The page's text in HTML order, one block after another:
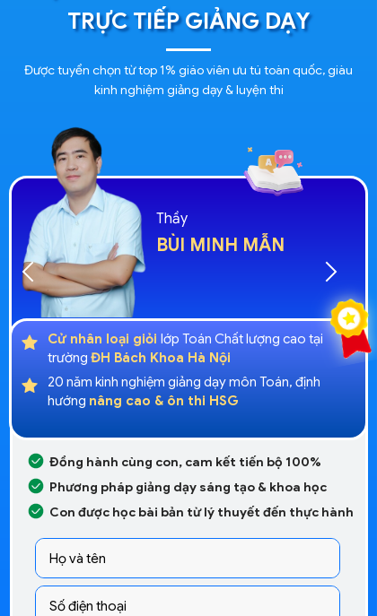
TRỰC TIẾP GIẢNG DẠY
Được tuyển chọn từ top 1% giáo viên ưu tú toàn quốc, giàu
kinh nghiệm giảng dạy & luyện thi
Đồng hành cùng con, cam kết tiến bộ 100%
Phương pháp giảng dạy sáng tạo & khoa học
Con được học bài bản từ lý thuyết đến thực hành
Thầy
BÙI MINH MẪN
Cử nhân loại giỏi lớp Toán Chất lượng cao tại
trường ĐH Bách Khoa Hà Nội
20 năm kinh nghiệm giảng dạy môn Toán, định
hướng nâng cao & ôn thi HSG